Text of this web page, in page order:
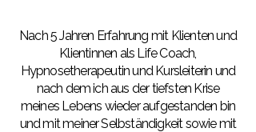
Nach 5 Jahren Erfahrung mit Klienten und
Klientinnen als Life Coach,
Hypnosetherapeutin und Kursleiterin und
nach dem ich aus der tiefsten Krise
meines Lebens wieder aufgestanden bin
und mit meiner Selbständigkeit sowie mit